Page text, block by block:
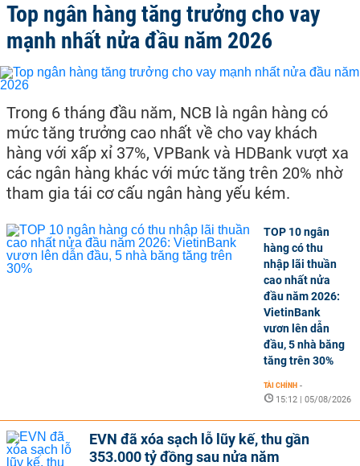
Top ngân hàng tăng trưởng cho vay
mạnh nhất nửa đầu năm 2026
Trong 6 tháng đầu năm, NCB là ngân hàng có
mức tăng trưởng cao nhất về cho vay khách
hàng với xấp xỉ 37%, VPBank và HDBank vượt xa
các ngân hàng khác với mức tăng trên 20% nhờ
tham gia tái cơ cấu ngân hàng yếu kém.
TOP 10 ngân
hàng có thu
nhập lãi thuần
cao nhất nửa
đầu năm 2026:
VietinBank
vươn lên dẫn
đầu, 5 nhà băng
tăng trên 30%
TÀI CHÍNH -
15:12 | 05/08/2026
EVN đã xóa sạch lỗ lũy kế, thu gần
353.000 tỷ đồng sau nửa năm